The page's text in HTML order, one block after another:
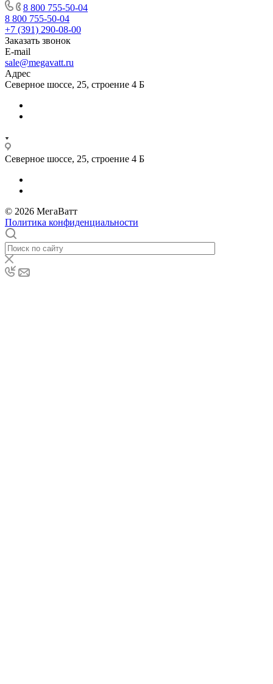
8 800 755-50-04
8 800 755-50-04
+7 (391) 290-08-00
Заказать звонок
E-mail
sale@megavatt.ru
Адрес
Северное шоссе, 25, строение 4 Б
Северное шоссе, 25, строение 4 Б
© 2026 МегаВатт
Политика конфиденциальности